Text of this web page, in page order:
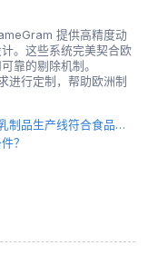
提供高精度动
。这些系统完美契合欧
靠的剔除机制。
进行定制，帮助欧洲制
问：如何确保使用 SameGram 机器的乳制品生产线符合食品安全标准？
？